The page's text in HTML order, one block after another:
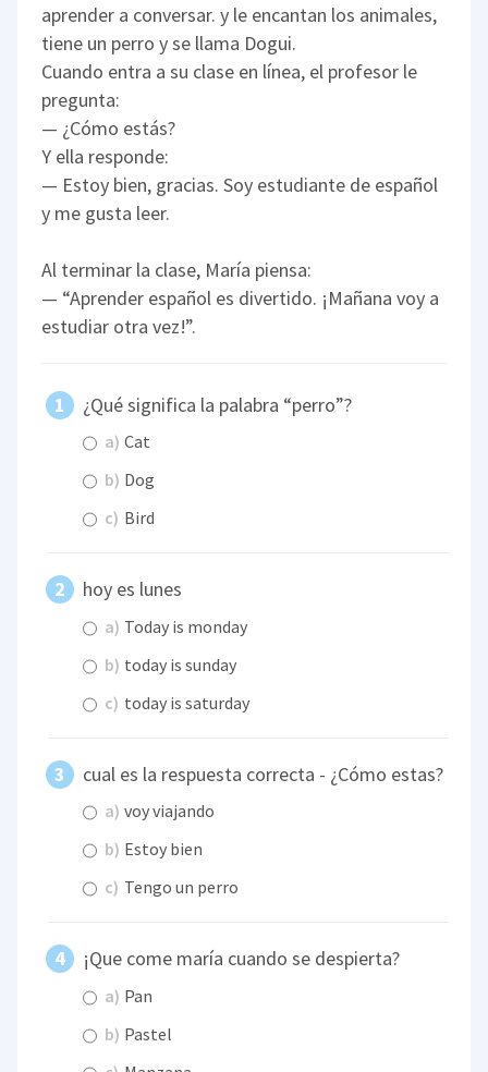
aprender a conversar. y le encantan los animales,
tiene un perro y se llama Dogui.
Cuando entra a su clase en línea, el profesor le
pregunta:
— ¿Cómo estás?
Y ella responde:
— Estoy bien, gracias. Soy estudiante de español
y me gusta leer.
Al terminar la clase, María piensa:
— “Aprender español es divertido. ¡Mañana voy a
estudiar otra vez!”.
¿Qué significa la palabra “perro”?
a) Cat
b) Dog
c) Bird
hoy es lunes
a) Today is monday
b) today is sunday
c) today is saturday
cual es la respuesta correcta - ¿Cómo estas?
a) voy viajando
b) Estoy bien
c) Tengo un perro
¡Que come maría cuando se despierta?
a) Pan
b) Pastel